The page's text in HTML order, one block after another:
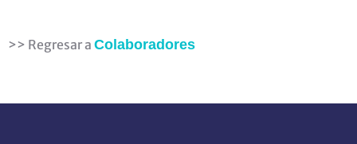
>> Regresar a Colaboradores